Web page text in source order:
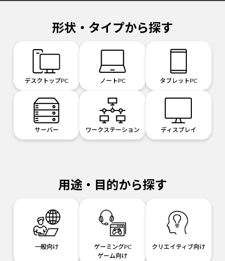
形状・タイプから探す
デスクトップPC ノートPC タブレットPC
サーバー ワークステーション ディスプレイ
用途・目的から探す
一般向け
ゲーミングPC
ゲーム向け
クリエイティブ向け